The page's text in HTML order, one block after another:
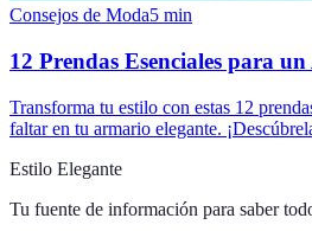
Consejos de Moda5 min
12 Prendas Esenciales para
Transforma tu estilo con estas 12
faltar en tu armario elegante.
Estilo Elegante
Tu fuente de información para saber